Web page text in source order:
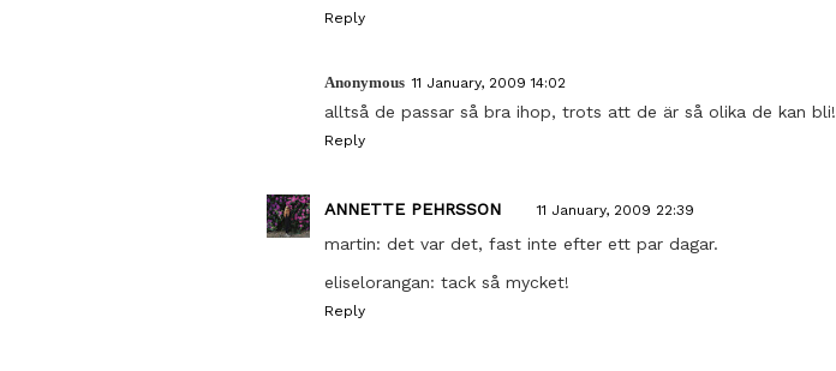
Reply
Anonymous 11 January, 2009 14:02
alltså de passar så bra ihop, trots att de är så olika de kan bli!
Reply
ANNETTE PEHRSSON 11 January, 2009 22:39
martin: det var det, fast inte efter ett par dagar.
eliselorangan: tack så mycket!
Reply